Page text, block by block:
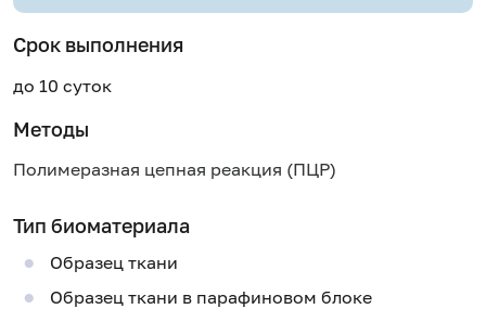
Срок выполнения
до 10 суток
Методы
Полимеразная цепная реакция (ПЦР)
Тип биоматериала
Образец ткани
Образец ткани в парафиновом блоке